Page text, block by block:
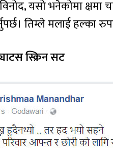
यसो भनेकोमा क्षमा
तिम्ले मलाई हल्का
स्क्रिन सट